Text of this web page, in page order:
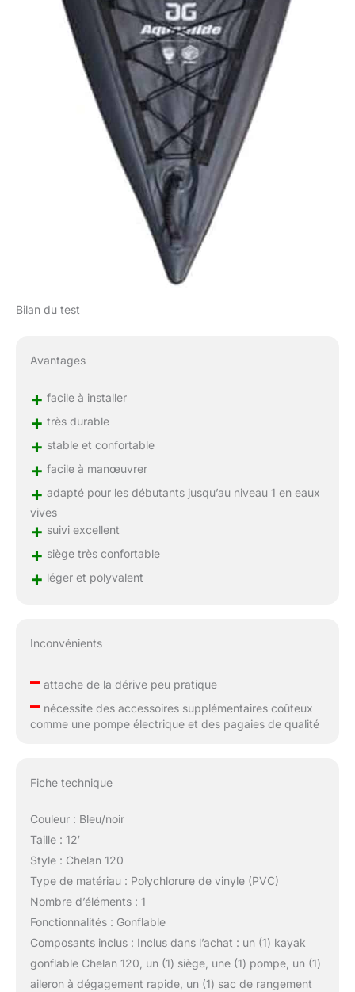
Bilan du test
Avantages
+ facile à installer
+ très durable
+ stable et confortable
+ facile à manœuvrer
+ adapté pour les débutants jusqu’au niveau 1 en eaux
vives
+ suivi excellent
+ siège très confortable
+ léger et polyvalent
Inconvénients
–attache de la dérive peu pratique
–nécessite des accessoires supplémentaires coûteux
comme une pompe électrique et des pagaies de qualité
Fiche technique
Couleur : Bleu/noir
Taille : 12′
Style : Chelan 120
Type de matériau : Polychlorure de vinyle (PVC)
Nombre d’éléments : 1
Fonctionnalités : Gonflable
Composants inclus : Inclus dans l’achat : un (1) kayak
gonflable Chelan 120, un (1) siège, une (1) pompe, un (1)
aileron à dégagement rapide, un (1) sac de rangement